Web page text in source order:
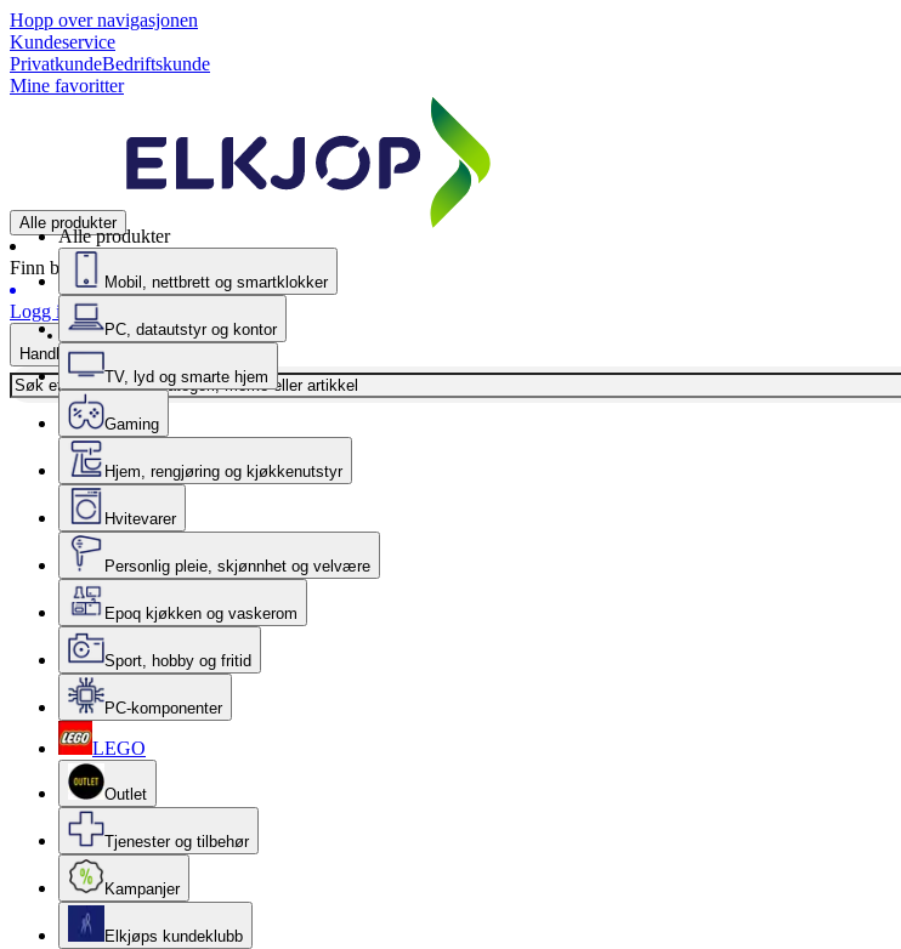
Hopp over navigasjonen
Kundeservice
PrivatkundeBedriftskunde
Mine favoritter
Alle produkter
Finn butikk
Logg inn
Handlekurv
Alle produkter
Mobil, nettbrett og smartklokker
PC, datautstyr og kontor
TV, lyd og smarte hjem
Gaming
Hjem, rengjøring og kjøkkenutstyr
Hvitevarer
Personlig pleie, skjønnhet og velvære
Epoq kjøkken og vaskerom
Sport, hobby og fritid
PC-komponenter
LEGO
Outlet
Tjenester og tilbehør
Kampanjer
Elkjøps kundeklubb